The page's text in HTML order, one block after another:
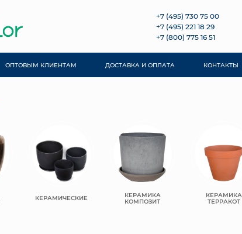
+7 (495) 730 75 00
+7 (495) 221 18 29
+7 (800) 775 16 51
ОПТОВЫМ КЛИЕНТАМ ДОСТАВКА И ОПЛАТА КОНТАКТЫ
КЕРАМИЧЕСКИЕ КЕРАМИКА
КОМПОЗИТ
КЕРАМИКА
ТЕРРАКОТ